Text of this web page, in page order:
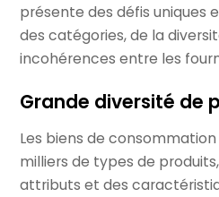
présente des défis uniques
des catégories, de la
incohérences entre les
Grande diversité de
Les biens de
milliers de types de
attributs et des